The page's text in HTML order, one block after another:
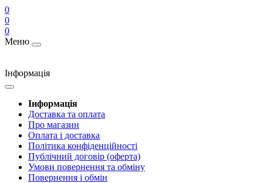
0
0
0
Меню
Інформація
Інформація
Доставка та оплата
Про магазин
Оплата і доставка
Політика конфіденційності
Публічний договір (оферта)
Умови повернення та обміну
Повернення і обмін